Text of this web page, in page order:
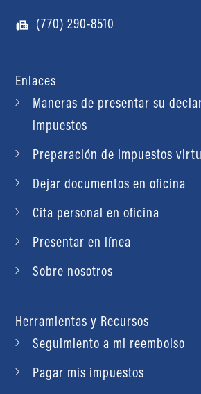
(770) 290-8510
Enlaces
Maneras de presentar su
impuestos
Preparación de impuestos
Dejar documentos en oficina
Cita personal en oficina
Presentar en línea
Sobre nosotros
Herramientas y Recursos
Seguimiento a mi reembolso
Pagar mis impuestos